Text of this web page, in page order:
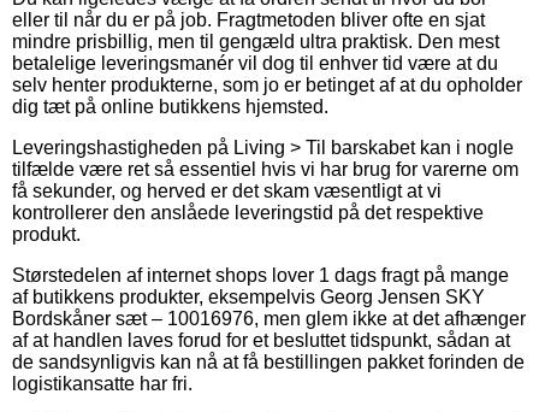
eller til når du er på job. Fragtmetoden bliver ofte en sjat
mindre prisbillig, men til gengæld ultra praktisk. Den mest
betalelige leveringsmanér vil dog til enhver tid være at du
selv henter produkterne, som jo er betinget af at du opholder
dig tæt på online butikkens hjemsted.
Leveringshastigheden på Living > Til barskabet kan i nogle
tilfælde være ret så essentiel hvis vi har brug for varerne om
få sekunder, og herved er det skam væsentligt at vi
kontrollerer den anslåede leveringstid på det respektive
produkt.
Størstedelen af internet shops lover 1 dags fragt på mange
af butikkens produkter, eksempelvis Georg Jensen SKY
Bordskåner sæt – 10016976, men glem ikke at det afhænger
af at handlen laves forud for et besluttet tidspunkt, sådan at
de sandsynligvis kan nå at få bestillingen pakket forinden de
logistikansatte har fri.